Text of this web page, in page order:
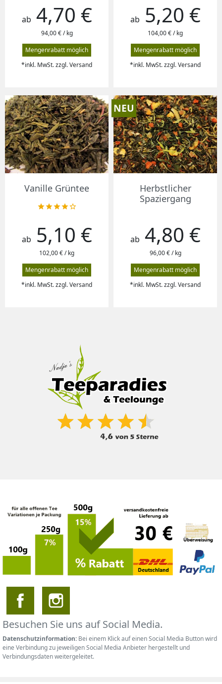
Preis
ab 4,70 €
94,00 € / kg
Mengenrabatt möglich
*inkl. MwSt. zzgl. Versand
Preis
ab 5,20 €
104,00 € / kg
Mengenrabatt möglich
*inkl. MwSt. zzgl. Versand
Vanille Grüntee

Preis
ab 5,10 €
102,00 € / kg
Mengenrabatt möglich
*inkl. MwSt. zzgl. Versand
Herbstlicher
Spaziergang
Preis
ab 4,80 €
96,00 € / kg
Mengenrabatt möglich
*inkl. MwSt. zzgl. Versand
NEU
Besuchen Sie uns auf Social Media.
Datenschutzinformation: Bei einem Klick auf einen Social Media Button wird
eine Verbindung zu jeweiligen Social Media Anbieter hergestellt und
Verbindungsdaten weitergeleitet.